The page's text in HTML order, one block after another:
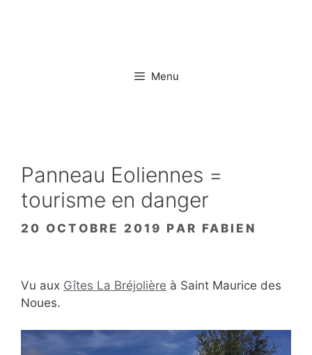
Menu
Panneau Eoliennes =
tourisme en danger
20 OCTOBRE 2019 PAR FABIEN
Vu aux Gîtes La Bréjolière à Saint Maurice des
Noues.